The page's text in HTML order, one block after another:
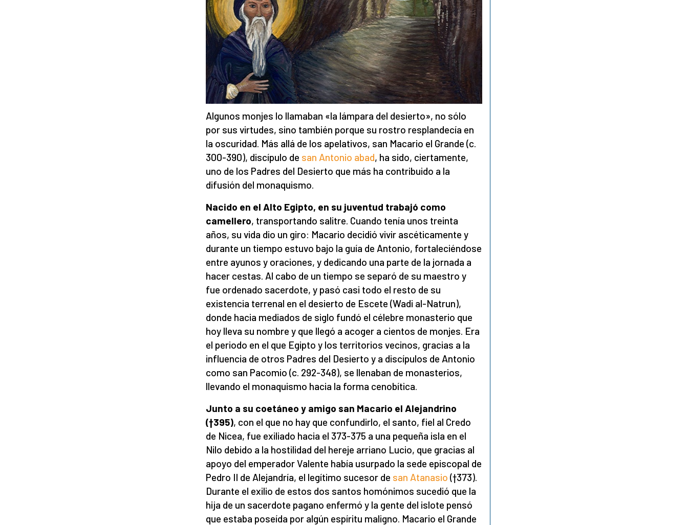
Algunos monjes lo llamaban «la lámpara del desierto», no sólo
por sus virtudes, sino también porque su rostro resplandecía en
la oscuridad. Más allá de los apelativos, san Macario el Grande (c.
300-390), discípulo de san Antonio abad, ha sido, ciertamente,
uno de los Padres del Desierto que más ha contribuido a la
difusión del monaquismo.
Nacido en el Alto Egipto, en su juventud trabajó como
camellero, transportando salitre. Cuando tenía unos treinta
años, su vida dio un giro: Macario decidió vivir ascéticamente y
durante un tiempo estuvo bajo la guía de Antonio, fortaleciéndose
entre ayunos y oraciones, y dedicando una parte de la jornada a
hacer cestas. Al cabo de un tiempo se separó de su maestro y
fue ordenado sacerdote, y pasó casi todo el resto de su
existencia terrenal en el desierto de Escete (Wadi al-Natrun),
donde hacia mediados de siglo fundó el célebre monasterio que
hoy lleva su nombre y que llegó a acoger a cientos de monjes. Era
el periodo en el que Egipto y los territorios vecinos, gracias a la
influencia de otros Padres del Desierto y a discípulos de Antonio
como san Pacomio (c. 292-348), se llenaban de monasterios,
llevando el monaquismo hacia la forma cenobítica.
Junto a su coetáneo y amigo san Macario el Alejandrino
(†395), con el que no hay que confundirlo, el santo, fiel al Credo
de Nicea, fue exiliado hacia el 373-375 a una pequeña isla en el
Nilo debido a la hostilidad del hereje arriano Lucio, que gracias al
apoyo del emperador Valente había usurpado la sede episcopal de
Pedro II de Alejandría, el legítimo sucesor de san Atanasio (†373).
Durante el exilio de estos dos santos homónimos sucedió que la
hija de un sacerdote pagano enfermó y la gente del islote pensó
que estaba poseída por algún espíritu maligno. Macario el Grande